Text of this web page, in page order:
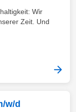
Wir
Zeit. Und
w/d